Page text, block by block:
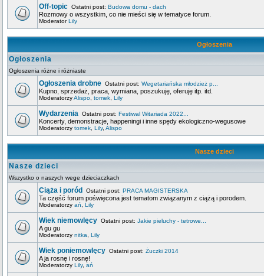
Off-topic Ostatni post: Budowa domu - dach
Rozmowy o wszystkim, co nie mieści się w tematyce forum.
ModeratorLily
Ogłoszenia
Ogłoszenia
Ogłoszenia różne i różniaste
Ogłoszenia drobne Ostatni post: Wegetariańska młodzież p...
Kupno, sprzedaż, praca, wymiana, poszukuję, oferuję itp. itd.
ModeratorzyAlispo tomek Lily
Wydarzenia Ostatni post: Festiwal Witariada 2022...
Koncerty, demonstracje, happeningi i inne spędy ekologiczno-wegusowe
Moderatorzy tomek Lily, Alispo
Nasze dzieci
Nasze dzieci
Wszystko o naszych wege dzieciaczkach
Ciąża i poród Ostatni post: PRACA MAGISTERSKA
Ta część forum poświęcona jest tematom związanym z ciążą i porodem.
Moderatorzy ań Lily
Wiek niemowlęcy Ostatni post: Jakie pieluchy - tetrowe...
A gu gu
Moderatorzy nitka Lily
Wiek poniemowlęcy Ostatni post: Żuczki 2014
A ja rosnę i rosnę!
Moderatorzy Lily, ań